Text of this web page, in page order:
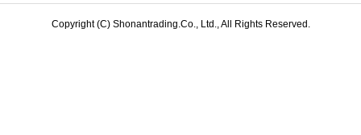
Copyright (C) Shonantrading.Co., Ltd., All Rights Reserved.